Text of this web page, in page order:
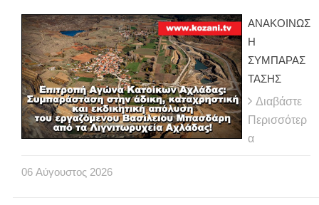
ΑΝΑΚΟΙΝΩΣ
Η
ΣΥΜΠΑΡΑΣ
ΤΑΣΗΣ
Διαβάστε
Περισσότερ
α
06 Αύγουστος 2026